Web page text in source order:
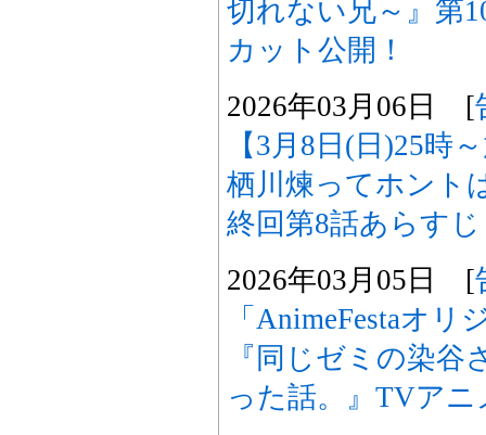
切れない兄～』第
カット公開！
2026年03月06日 [
【3月8日(日)25時
栖川煉ってホント
終回第8話あらす
2026年03月05日 [
「AnimeFestaオ
『同じゼミの染
った話。』TVアニ